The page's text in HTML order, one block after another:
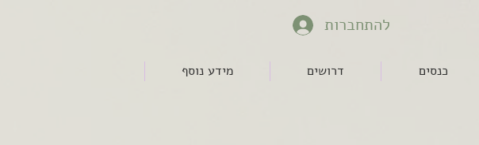
כנסים דרושים מידע נוסף
להתחברות